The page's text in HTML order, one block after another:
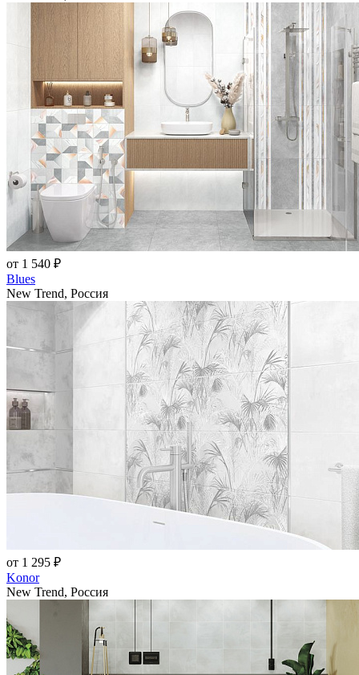
от 1 540 ₽
Blues
New Trend, Россия
от 1 295 ₽
Konor
New Trend, Россия